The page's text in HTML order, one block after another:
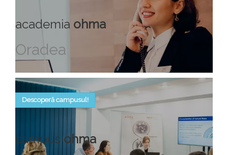
academia ohma
Oradea
Descoperă campusul!
campus ohma